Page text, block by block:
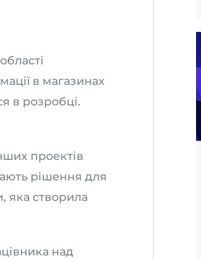
в магазинах
в розробці.
проектів
рішення для
яка створила
над